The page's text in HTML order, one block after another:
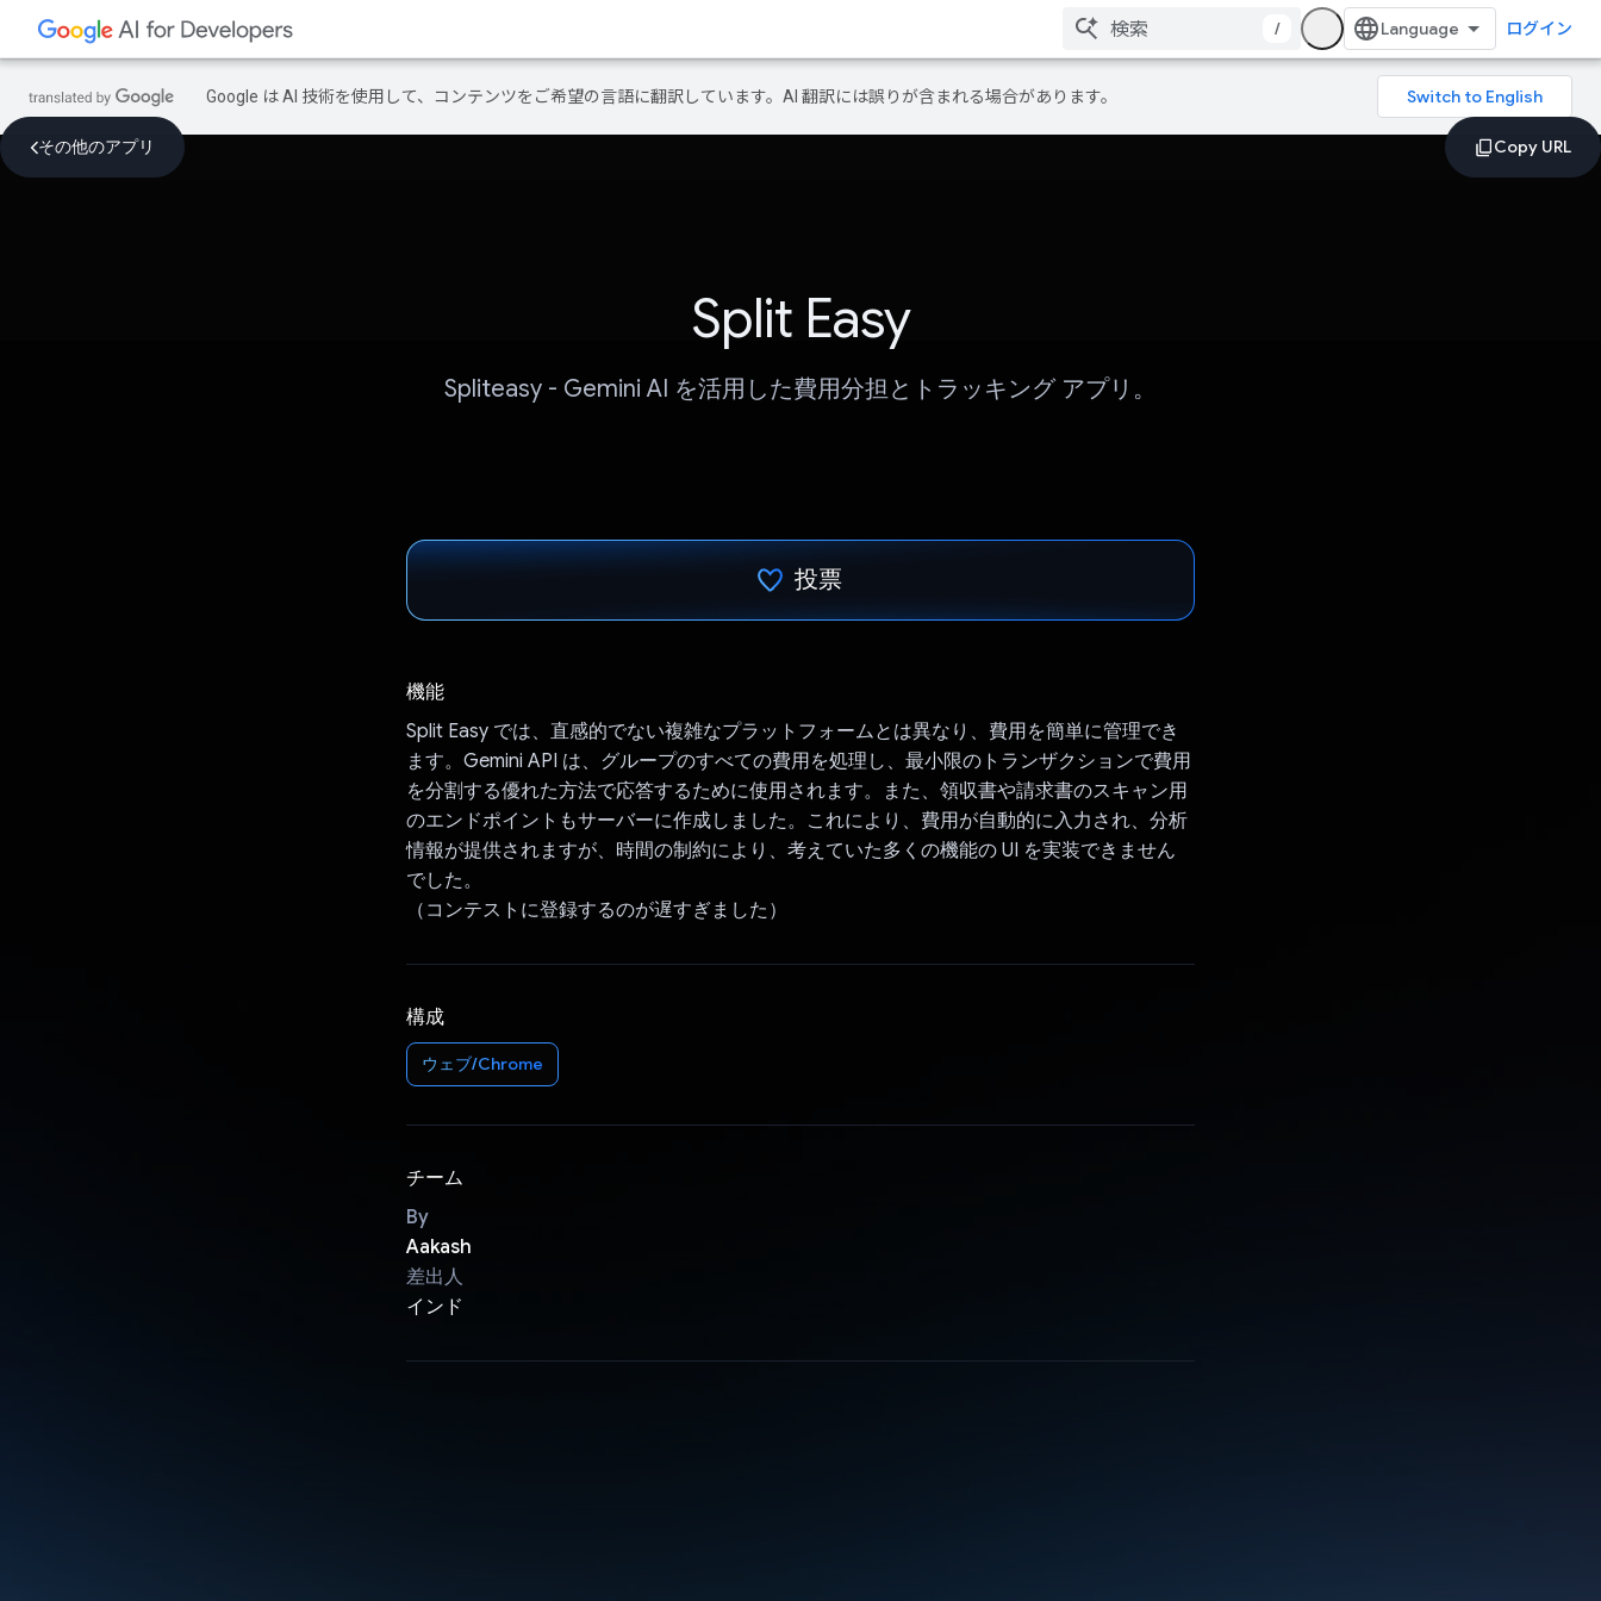
/ ログイン
Google は AI 技術を使用して、コンテンツをご希望の言語に翻訳しています。AI 翻訳には誤りが含まれる場合があります。
その他のアプリ
Split Easy
Spliteasy - Gemini AI を活用した費用分担とトラッキング アプリ。
投票
機能
Split Easy では、直感的でない複雑なプラットフォームとは異なり、費用を簡単に管理でき
ます。Gemini API は、グループのすべての費用を処理し、最小限のトランザクションで費用
を分割する優れた方法で応答するために使用されます。また、領収書や請求書のスキャン用
のエンドポイントもサーバーに作成しました。これにより、費用が自動的に入力され、分析
情報が提供されますが、時間の制約により、考えていた多くの機能の UI を実装できません
でした。
（コンテストに登録するのが遅すぎました）
構成
ウェブ/Chrome
チーム
By
Aakash
差出人
インド